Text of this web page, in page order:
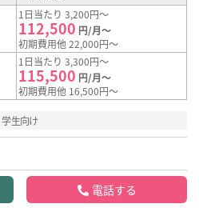
1日当たり 3,200円～
112,500 円/月～
初期費用他 22,000円～
1日当たり 3,300円～
115,500 円/月～
初期費用他 16,500円～
学生向け
電話する